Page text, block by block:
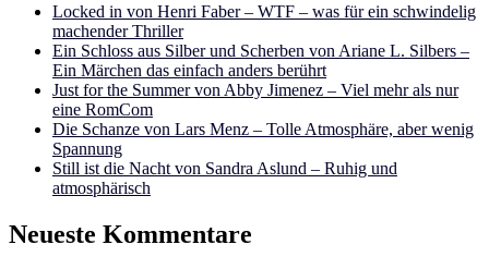
Locked in von Henri Faber – WTF – was für ein schwindelig
machender Thriller
Ein Schloss aus Silber und Scherben von Ariane L. Silbers –
Ein Märchen das einfach anders berührt
Just for the Summer von Abby Jimenez – Viel mehr als nur
eine RomCom
Die Schanze von Lars Menz – Tolle Atmosphäre, aber wenig
Spannung
Still ist die Nacht von Sandra Aslund – Ruhig und
atmosphärisch
Neueste Kommentare